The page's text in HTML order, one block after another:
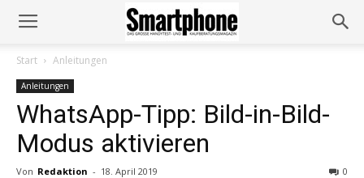
Start Anleitungen
Anleitungen
WhatsApp-Tipp: Bild-in-Bild-
Modus aktivieren
Von Redaktion - 18. April 2019 0